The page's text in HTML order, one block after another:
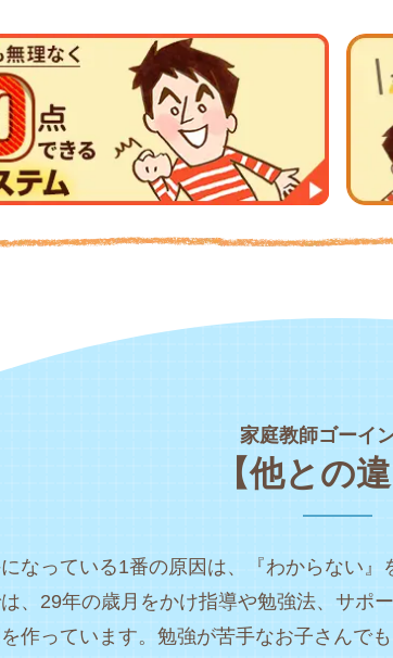
家庭教師ゴーイ
【他との違
なっている1番の原因は、『わからない
、29年の歳月をかけ指導や勉強法、サポ
作っています。勉強が苦手なお子さんで